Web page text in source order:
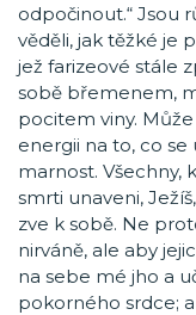
odpočinout.“ Jsou
věděli, jak těžké je
jež farizeové stále
sobě břemenem,
pocitem viny.
energii na to, co
marnost. Všechny,
smrti unaveni,
zve k sobě. Ne
nirváně, ale aby
na sebe mé jho a
pokorného srdce;